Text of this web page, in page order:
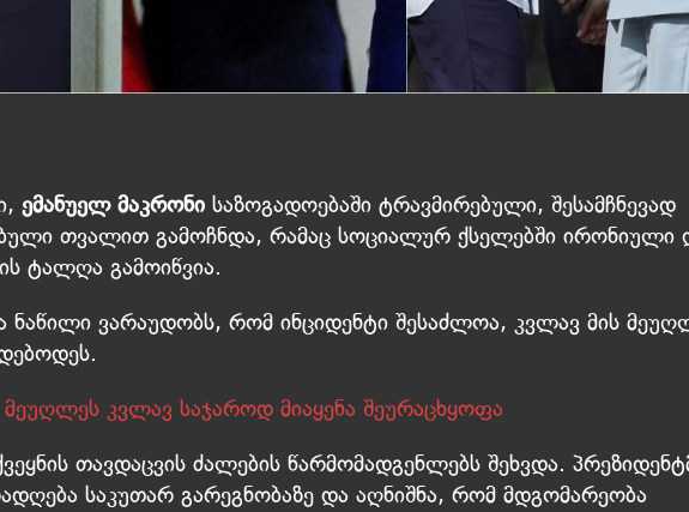
ემანუელ მაკრონი საზოგადოებაში ტრავმირებული, შესამჩნევად
თვალით გამოჩნდა, რამაც სოციალურ ქსელებში ირონიული
ტალღა გამოიწვია.
ნაწილი ვარაუდობს, რომ ინციდენტი შესაძლოა, კვლავ მის
კვლავ საჯაროდ მიაყენა შეურაცხყოფა
თავდაცვის ძალების წარმომადგენლებს შეხვდა.
საკუთარ გარეგნობაზე და აღნიშნა, რომ მდგომარეობა